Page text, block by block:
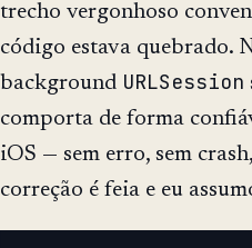
trecho vergonhoso
código estava quebrado.
background URLSession
comporta de forma
iOS — sem erro, sem
correção é feia e eu